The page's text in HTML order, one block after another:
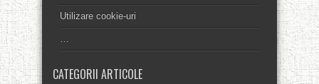
Utilizare cookie-uri
…
CATEGORII ARTICOLE